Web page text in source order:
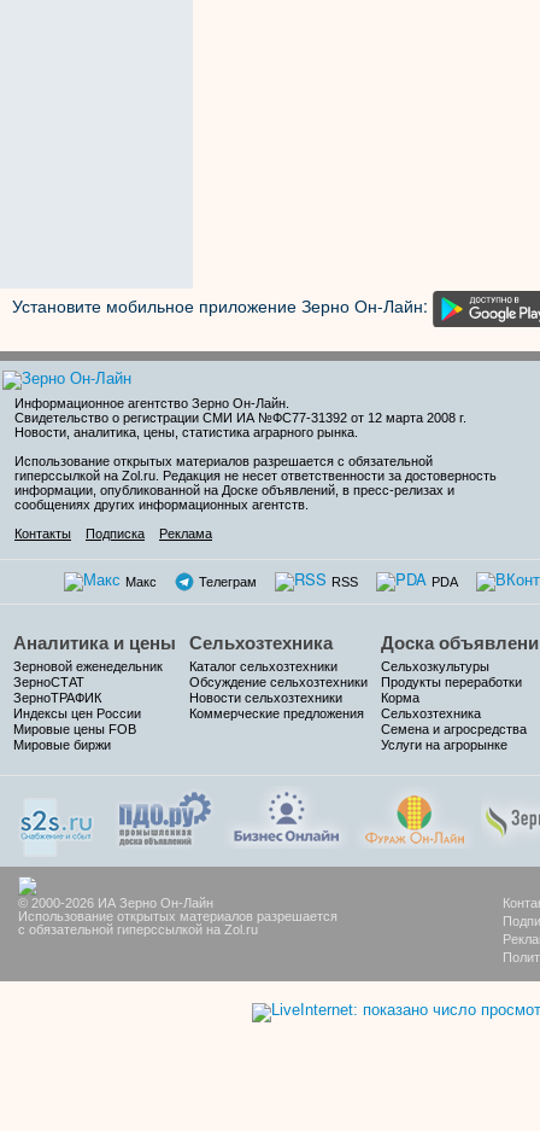
Установите мобильное приложение Зерно Он-Лайн:
Информационное агентство Зерно Он-Лайн
Свидетельство о регистрации СМИ ИА №ФС77-31392 от 12 марта 2008 г.
Новости, аналитика, цены, статистика аграрного рынка.
Использование открытых материалов разрешается с обязательной
гиперссылкой на Zol.ru. Редакция не несет ответственности за достоверность
информации, опубликованной на Доске объявлений, в пресс-релизах и
сообщениях других информационных агентств.
Контакты
Подписка Реклама
Макс Телеграм RSS PDA
Аналитика и цены
Зерновой еженедельник
ЗерноСТАТ
ЗерноТРАФИК
Индексы цен России
Мировые цены FOB
Мировые биржи
Сельхозтехника
Каталог сельхозтехники
Обсуждение сельхозтехники
Новости сельхозтехники
Коммерческие предложения
Доска
Сельхозкультуры
Продукты переработки
Корма
Сельхозтехника
Семена и агросредства
Услуги на агрорынке
© 2000-2026 ИА Зерно Он-Лайн
Использование открытых материалов разрешается
с обязательной гиперссылкой на Zol.ru